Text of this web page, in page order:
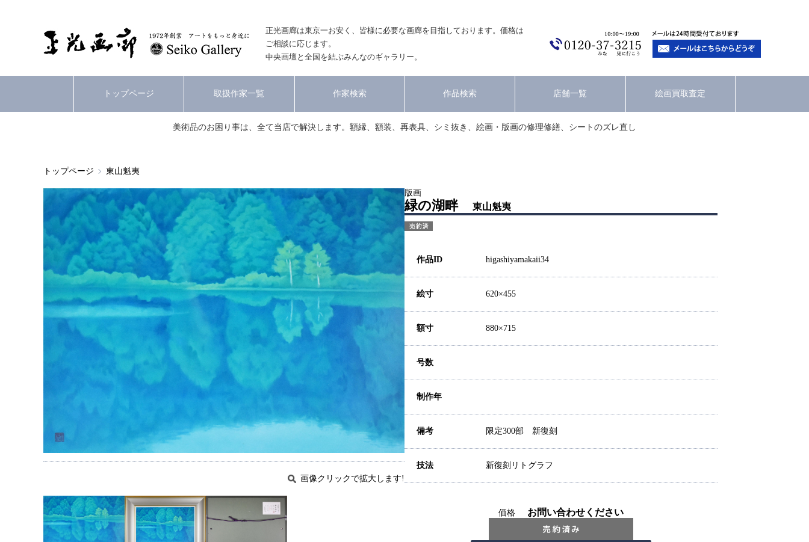
正光画廊は東京一お安く、皆様に必要な画廊を目指しております。価格は
ご相談に応じます。
中央画壇と全国を結ぶみんなのギャラリー。
トップページ 取扱作家一覧 作家検索 作品検索 店舗一覧 絵画買取査定
美術品のお困り事は、全て当店で解決します。額縁、額装、再表具、シミ抜き、絵画・版画の修理修繕、シートのズレ直し
トップページ 東山魁夷
画像クリックで拡大します!
版画
緑の湖畔 東山魁夷
作品ID higashiyamakaii34
絵寸 620×455
額寸 880×715
号数
制作年
備考 限定300部 新復刻
技法 新復刻リトグラフ
価格 お問い合わせください